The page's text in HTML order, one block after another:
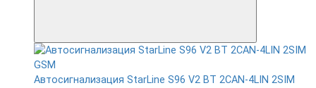
Автосигнализация StarLine S96 V2 BT 2CAN-4LIN 2SIM